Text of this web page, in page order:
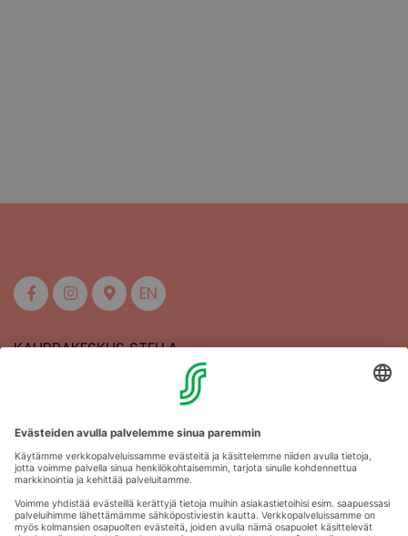
EN
KAUPPAKESKUS STELLA
Aukioloajat
Anna palautetta
Kartat